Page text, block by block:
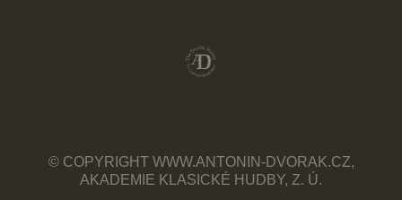
© COPYRIGHT WWW.ANTONIN-DVORAK.CZ,
AKADEMIE KLASICKÉ HUDBY, Z. Ú.